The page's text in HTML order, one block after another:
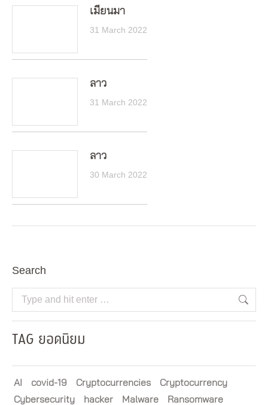
เมียนมา
31 March 2022
ลาว
31 March 2022
ลาว
30 March 2022
Search
Search:
TAG ยอดนิยม
AI covid-19 Cryptocurrencies
Cryptocurrency
Cybersecurity
hacker Malware
Ransomware